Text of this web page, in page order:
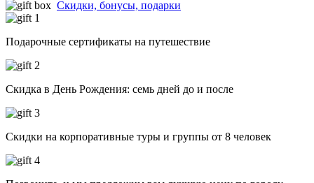
Скидки, бонусы, подарки
Подарочные сертификаты на путешествие
Скидка в День Рождения: семь дней до и после
Скидки на корпоративные туры и группы от 8 человек